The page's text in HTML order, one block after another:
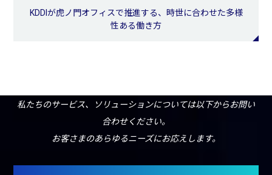
KDDIが虎ノ門オフィスで推進する、時世に合わせた多様
性ある働き方
私たちのサービス、ソリューションについては以下からお問い
合わせください。
お客さまのあらゆるニーズにお応えします。